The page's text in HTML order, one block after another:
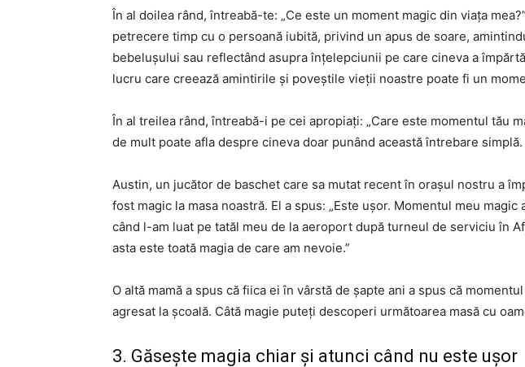
În al doilea rând, întreabă-te: „Ce este un moment magic din viața
petrecere timp cu o persoană iubită, privind un apus de soare,
bebelușului sau reflectând asupra înțelepciunii pe care cineva a
lucru care creează amintirile și poveștile vieții noastre poate fi un
În al treilea rând, întreabă-i pe cei apropiați: „Care este momentul tău
de mult poate afla despre cineva doar punând această întrebare simplă.
Austin, un jucător de baschet care sa mutat recent în orașul nostru a
fost magic la masa noastră. El a spus: „Este ușor. Momentul meu magic
când l-am luat pe tatăl meu de la aeroport după turneul de serviciu în
asta este toată magia de care am nevoie.”
O altă mamă a spus că fiica ei în vârstă de șapte ani a spus că
agresat la școală. Câtă magie puteți descoperi următoarea masă cu
3. Găsește magia chiar și atunci când nu este ușor